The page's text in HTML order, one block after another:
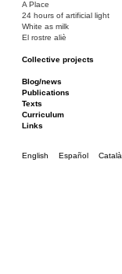
A Place
24 hours of artificial light
White as milk
El rostre aliè
Collective projects
Ciza Muzej
Roulotte
Canòdrom/Canòdrom
ON Prat
Rieres/Rambles
Blog/news
Publications
Texts
Curriculum
Links
English Español Català